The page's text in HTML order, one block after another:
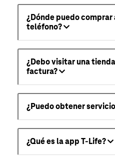
¿Dónde puedo
teléfono?
¿Debo visitar una
factura?
¿Puedo obtener
¿Qué es la app T-Life?